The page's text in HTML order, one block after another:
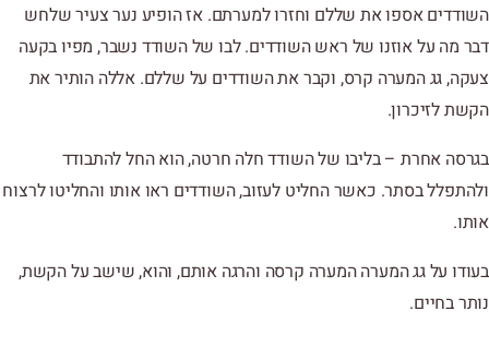
השודדים אספו את שללם וחזרו למערתם. אז הופיע נער צעיר שלחש
דבר מה על אוזנו של ראש השודדים. לבו של השודד נשבר, מפיו בקעה
צעקה, גג המערה קרס, וקבר את השודדים על שללם. אללה הותיר את
הקשת לזיכרון.
בגרסה אחרת – בליבו של השודד חלה חרטה, הוא החל להתבודד
ולהתפלל בסתר. כאשר החליט לעזוב, השודדים ראו אותו והחליטו לרצוח
אותו.
בעודו על גג המערה המערה קרסה והרגה אותם, והוא, שישב על הקשת,
נותר בחיים.